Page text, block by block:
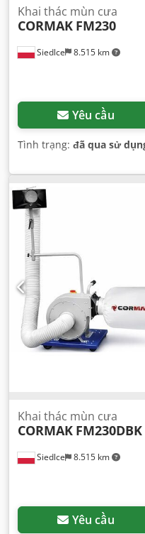
Siedlce 8.515 km
Khai thác mùn cưa
CORMAK FM230
Yêu cầu
Tình trạng: đã qua sử
Siedlce 8.515 km
Khai thác mùn cưa
CORMAK FM230DBK
Yêu cầu